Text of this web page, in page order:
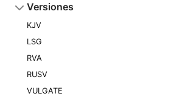
Versiones
KJV
LSG
RVA
RUSV
VULGATE